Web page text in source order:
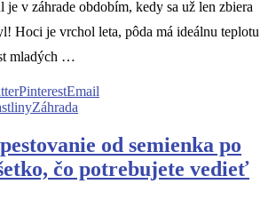
je v záhrade obdobím, kedy sa už len zbiera
Hoci je vrchol leta, pôda má ideálnu teplotu
mladých …
PinterestEmail
Záhrada
od semienka po
čo potrebujete vedieť